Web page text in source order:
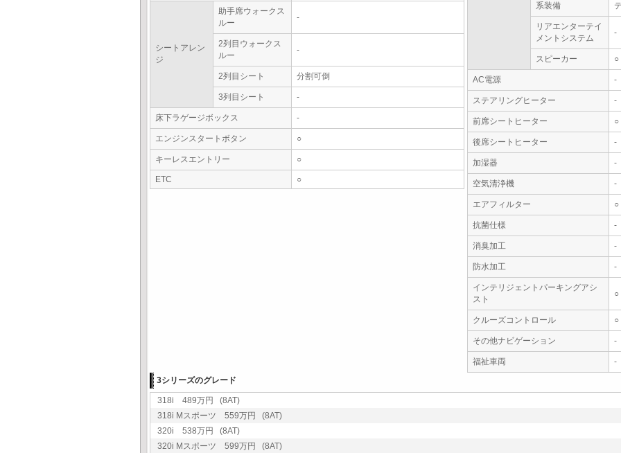
シートアレン
ジ
助手席ウォークス
ルー
-
2列目ウォークス
ルー
-
2列目シート 分割可倒
3列目シート -
床下ラゲージボックス -
エンジンスタートボタン ○
キーレスエントリー ○
ETC ○
系装備
リアエンターテイ
メントシステム
-
スピーカー ○
AC電源 -
ステアリングヒーター -
前席シートヒーター ○
後席シートヒーター -
加湿器 -
空気清浄機 -
エアフィルター ○
抗菌仕様 -
消臭加工 -
防水加工 -
インテリジェントパーキングアシ
スト
○
クルーズコントロール ○
その他ナビゲーション -
福祉車両
-
3シリーズのグレード
318i 489万円 (8AT)
318i Mスポーツ 559万円 (8AT)
320i 538万円 (8AT)
320i Mスポーツ 599万円 (8AT)